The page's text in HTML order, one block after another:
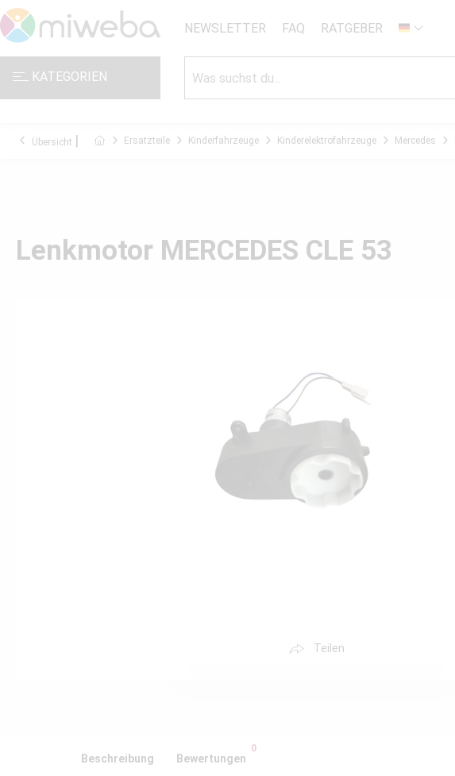
NEWSLETTER FAQ RATGEBER DE
KATEGORIEN
Übersicht Ersatzteile Kinderfahrzeuge Kinderelektrofahrzeuge Mercedes
Lenkmotor MERCEDES CLE 53
Teilen
Beschreibung Bewertungen
0